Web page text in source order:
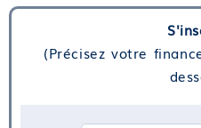
(Précisez votre